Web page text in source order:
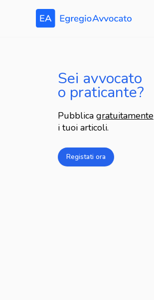
Sei avvocato
o praticante?
Pubblica gratuitamente
i tuoi articoli.
Registati ora